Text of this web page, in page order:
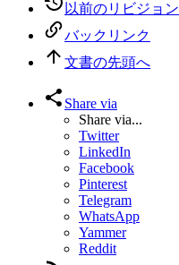
以前のリビジョン
バックリンク
文書の先頭へ
Share via
Share via...
Twitter
LinkedIn
Facebook
Pinterest
Telegram
WhatsApp
Yammer
Reddit